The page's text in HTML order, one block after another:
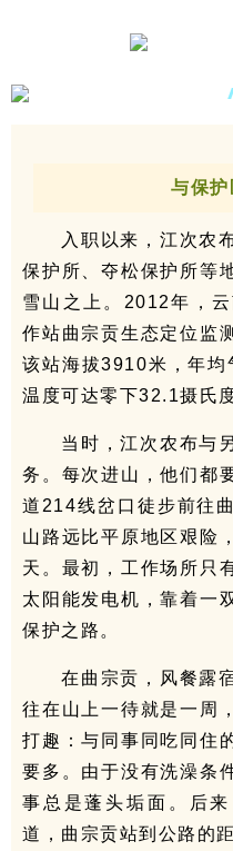
与保护
入职以来，江次农
保护所、夺松保护所等
雪山之上。2012年，
作站曲宗贡生态定位监
该站海拔3910米，年
温度可达零下32.1摄氏度
当时，江次农布与
务。每次进山，他们都
道214线岔口徒步前往
山路远比平原地区艰险
天。最初，工作场所只
太阳能发电机，靠着一
保护之路。
在曲宗贡，风餐露
往在山上一待就是一周
打趣：与同事同吃同住
要多。由于没有洗澡条
事总是蓬头垢面。后
道，曲宗贡站到公路的